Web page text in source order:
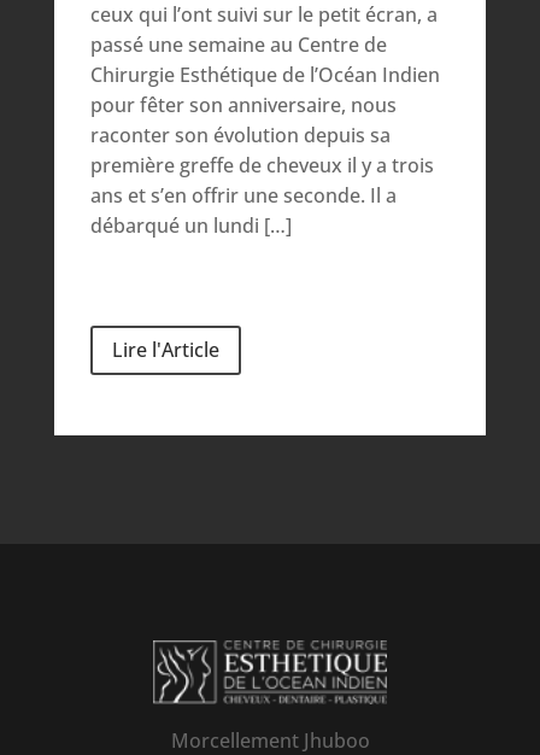
ceux qui l’ont suivi sur le petit écran, a
passé une semaine au Centre de
Chirurgie Esthétique de l’Océan Indien
pour fêter son anniversaire, nous
raconter son évolution depuis sa
première greffe de cheveux il y a trois
ans et s’en offrir une seconde. Il a
débarqué un lundi […]
Lire l'Article
Morcellement Jhuboo